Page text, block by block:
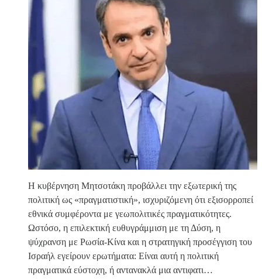
Η κυβέρνηση Μητσοτάκη προβάλλει την εξωτερική της
πολιτική ως «πραγματιστική», ισχυριζόμενη ότι εξισορροπεί
εθνικά συμφέροντα με γεωπολιτικές πραγματικότητες.
Ωστόσο, η επιλεκτική ευθυγράμμιση με τη Δύση, η
ψύχρανση με Ρωσία-Κίνα και η στρατηγική προσέγγιση του
Ισραήλ εγείρουν ερωτήματα: Είναι αυτή η πολιτική
πραγματικά εύστοχη, ή αντανακλά μια αντιφατι…